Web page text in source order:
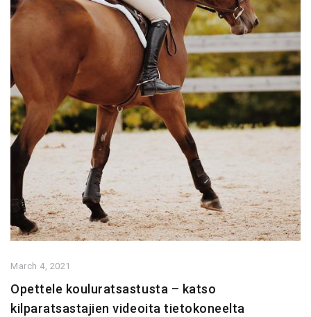
March 4, 2021
Opettele kouluratsastusta – katso
kilparatsastajien videoita tietokoneelta